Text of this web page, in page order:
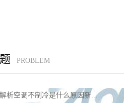
PROBLEM
析空调不制冷是什么原因新...